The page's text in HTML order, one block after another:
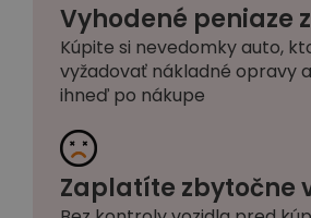
Vyhodené peniaze
Kúpite si nevedomky auto,
vyžadovať nákladné opravy
ihneď po nákupe
Zaplatíte zbytočne